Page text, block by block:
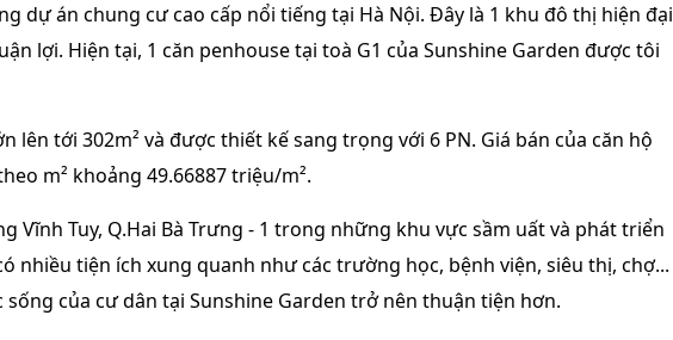
dự án chung cư cao cấp nổi tiếng tại Hà Nội. Đây là 1 khu đô thị hiện đại
lợi. Hiện tại, 1 căn penhouse tại toà G1 của Sunshine Garden được tôi
lên tới 302m² và được thiết kế sang trọng với 6 PN. Giá bán của căn hộ
m² khoảng 49.66887 triệu/m².
Vĩnh Tuy, Q.Hai Bà Trưng - 1 trong những khu vực sầm uất và phát triển
nhiều tiện ích xung quanh như các trường học, bệnh viện, siêu thị, chợ...
sống của cư dân tại Sunshine Garden trở nên thuận tiện hơn.